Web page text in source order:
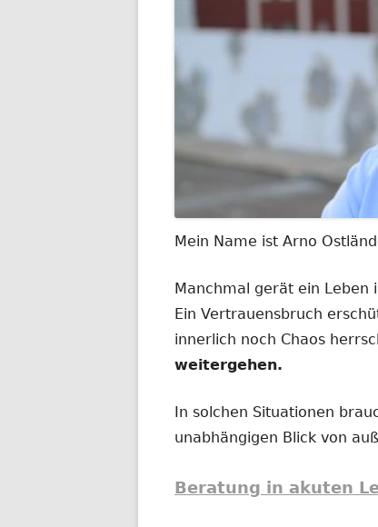
Mein Name ist Arno
Manchmal gerät ein Leben
Ein Vertrauensbruch
innerlich noch Chaos
weitergehen.
In solchen Situationen
unabhängigen Blick von
Beratung in akuten